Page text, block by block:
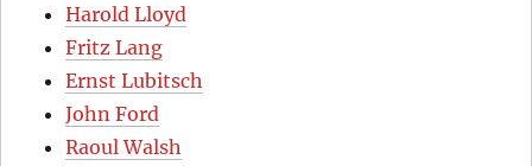
Harold Lloyd
Fritz Lang
Ernst Lubitsch
John Ford
Raoul Walsh